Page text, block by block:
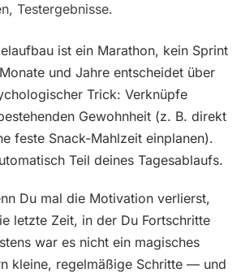
Testergebnisse.
ist ein Marathon, kein Sprint
und Jahre entscheidet über
Trick: Verknüpfe
Gewohnheit (z. B. direkt
feste Snack-Mahlzeit einplanen).
Teil deines Tagesablaufs.
Du mal die Motivation verlierst,
letzte Zeit, in der Du Fortschritte
war es nicht ein magisches
kleine, regelmäßige Schritte — und